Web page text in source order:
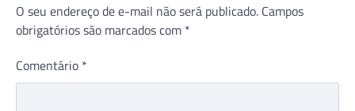
O seu endereço de e-mail não será publicado. Campos
obrigatórios são marcados com *
Comentário *